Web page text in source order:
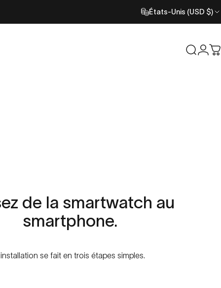
États-Unis (USD $)
de la smartwatch au
smartphone.
se fait en trois étapes simples.